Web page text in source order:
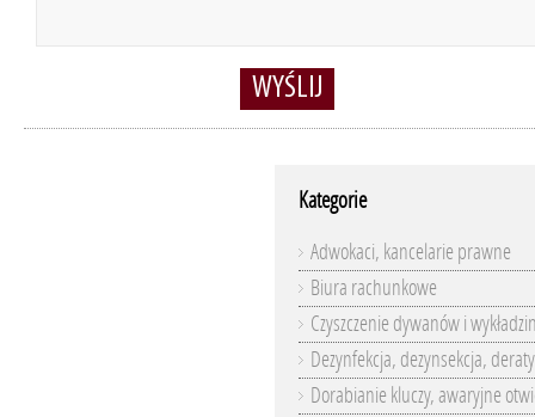
WYŚLIJ
Kategorie
Adwokaci, kancelarie prawne
Biura rachunkowe
Czyszczenie dywanów i
Dezynfekcja, dezynsekcja,
Dorabianie kluczy, awaryjne